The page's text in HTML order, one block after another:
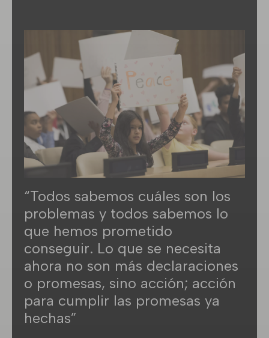
“Todos sabemos cuáles son los
problemas y todos sabemos lo
que hemos prometido
conseguir. Lo que se necesita
ahora no son más declaraciones
o promesas, sino acción; acción
para cumplir las promesas ya
hechas”